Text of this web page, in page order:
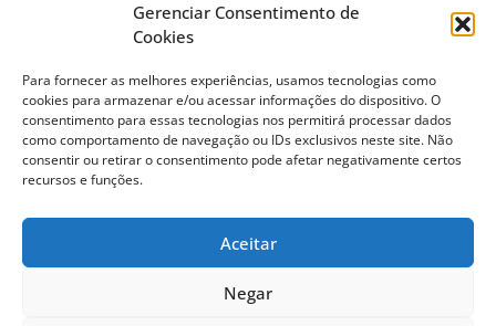
Gerenciar Consentimento de
Cookies
Para fornecer as melhores experiências, usamos tecnologias como
cookies para armazenar e/ou acessar informações do dispositivo. O
consentimento para essas tecnologias nos permitirá processar dados
como comportamento de navegação ou IDs exclusivos neste site. Não
consentir ou retirar o consentimento pode afetar negativamente certos
recursos e funções.
Aceitar
Negar
Telefones:+55 (11) 2579-9697|+55 (11) 5587-4334
Guarani - CEP: 04310-060 - São Paulo | Brasil
E-mail:contato@portaldoenvelhecimento.com.br
Website:portaldoenvelhecimento.com.br